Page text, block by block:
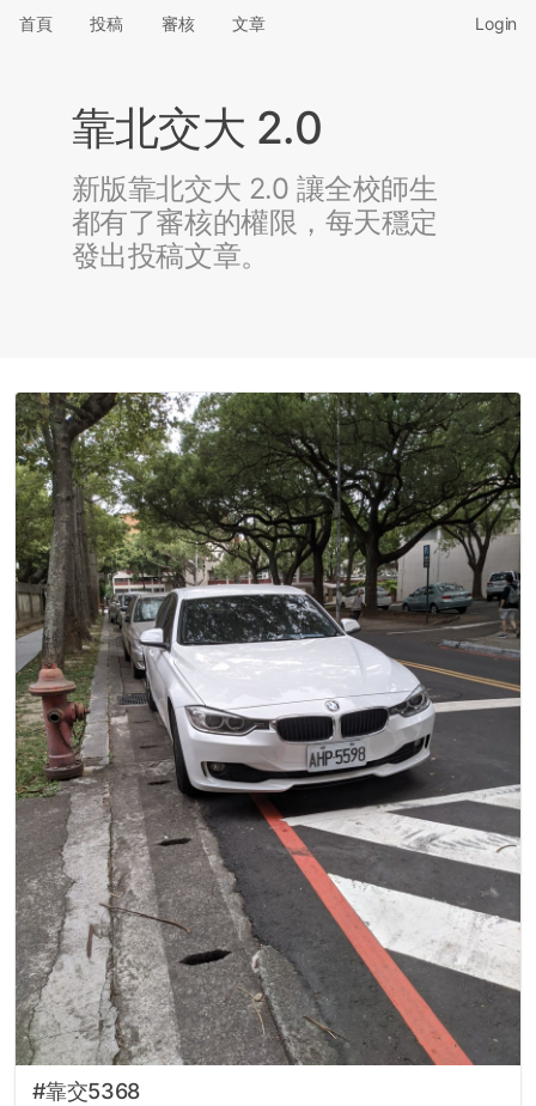
首頁 投稿 審核 文章 Login
靠北交大 2.0
新版靠北交大 2.0 讓全校師生
都有了審核的權限，每天穩定
發出投稿文章。
#靠交5368